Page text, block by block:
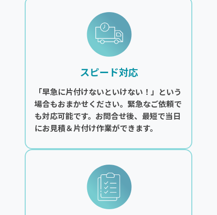
スピード対応
「早急に片付けないといけない！」という
場合もおまかせください。緊急なご依頼で
も対応可能です。お問合せ後、最短で当日
にお見積＆片付け作業ができます。